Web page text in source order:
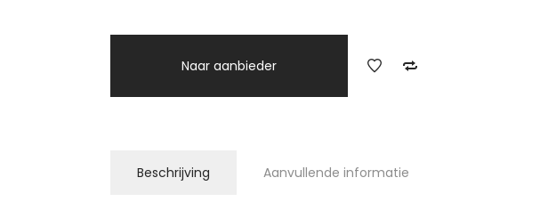
Naar aanbieder
Beschrijving Aanvullende informatie